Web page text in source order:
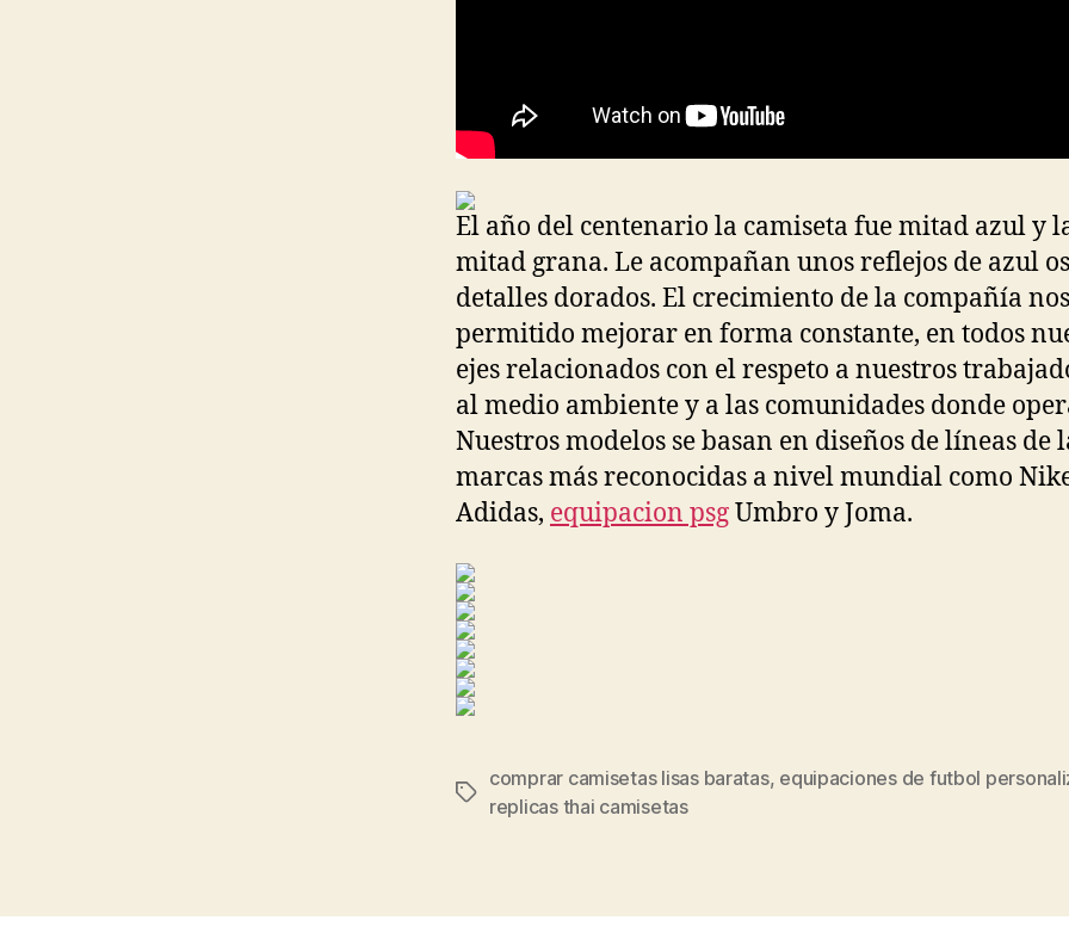
El año del centenario la camiseta fue mitad azul y
mitad grana. Le acompañan unos reflejos de azul
detalles dorados. El crecimiento de la compañía
permitido mejorar en forma constante, en todos
ejes relacionados con el respeto a nuestros
al medio ambiente y a las comunidades donde
Nuestros modelos se basan en diseños de líneas de
marcas más reconocidas a nivel mundial como
Adidas, equipacion psgUmbro y Joma.
Etiquetas
comprar camisetas lisas baratas, equipaciones de futbol
replicas thai camisetas